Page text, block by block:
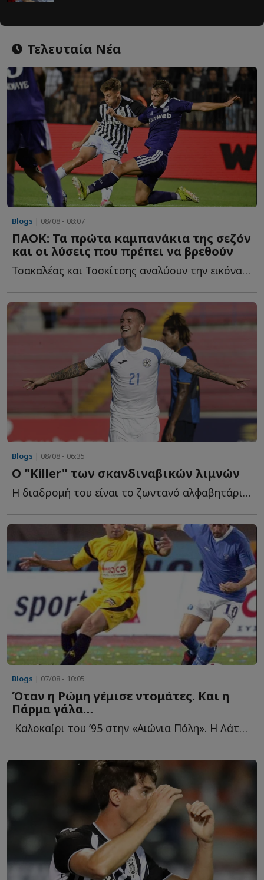
Τελευταία Νέα
Blogs | 08/08 - 08:07
ΠΑΟΚ: Τα πρώτα καμπανάκια της σεζόν
και οι λύσεις που πρέπει να βρεθούν
Τσακαλέας και Τοσκίτσης αναλύουν την εικόνα των "ασπρόμαυρων" α...
Blogs | 08/08 - 06:35
Ο "Killer" των σκανδιναβικών λιμνών
Η διαδρομή του είναι το ζωντανό αλφαβητάρι ενός ποδοσφαιρικού ν...
Blogs | 07/08 - 10:05
Όταν η Ρώμη γέμισε ντομάτες. Και η
Πάρμα γάλα…
Καλοκαίρι του ’95 στην «Αιώνια Πόλη». Η Λάτσιο ανακοινώνει τ...